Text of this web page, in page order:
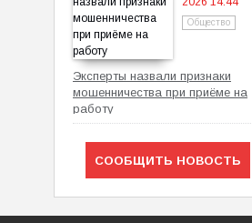
Общество
Эксперты назвали признаки
мошенничества при приёме на
работу
СООБЩИТЬ НОВОСТЬ